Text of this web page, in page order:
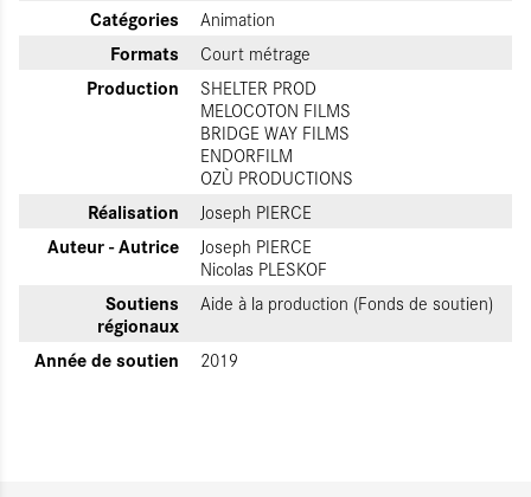
Catégories Animation
Formats Court métrage
Production
SHELTER PROD
MELOCOTON FILMS
BRIDGE WAY FILMS
ENDORFILM
OZÙ PRODUCTIONS
Réalisation Joseph PIERCE
Auteur - Autrice
Joseph PIERCE
Nicolas PLESKOF
Soutiens
régionaux
Aide à la production (Fonds de soutien)
Année de soutien 2019